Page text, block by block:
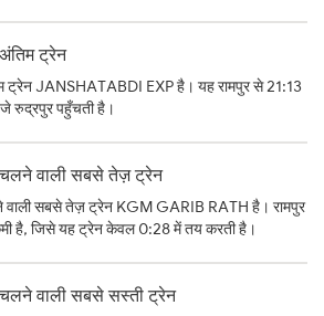
ट्रेन
ट्रेन JANSHATABDI EXP है। यह रामपुर से 21:13
रुद्रपुर पहुँचती है।
वाली सबसे तेज़ ट्रेन
वाली सबसे तेज़ ट्रेन KGM GARIB RATH है। रामपुर
है, जिसे यह ट्रेन केवल 0:28 में तय करती है।
वाली सबसे सस्ती ट्रेन